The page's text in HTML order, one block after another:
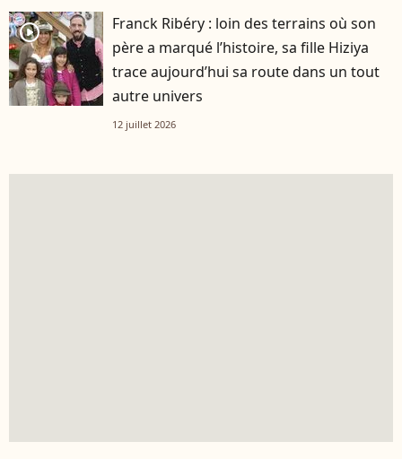
player2
Franck Ribéry : loin des terrains où son
père a marqué l’histoire, sa fille Hiziya
trace aujourd’hui sa route dans un tout
autre univers
12 juillet 2026